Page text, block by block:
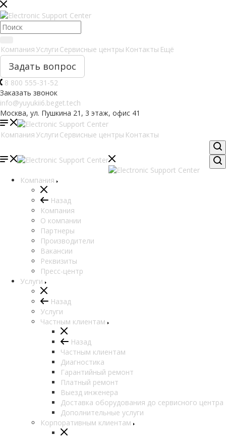
Компания Услуги Сервисные центры Контакты Ещё
Задать вопрос
8 800 555-31-52
Заказать звонок
info@yuyukii6.beget.tech
Москва, ул. Пушкина 21, 3 этаж, офис 41
Компания Услуги Сервисные центры Контакты
Компания
Назад
Компания
О компании
Партнеры
Производители
Вакансии
Реквизиты
Пресс-центр
Услуги
Назад
Услуги
Частным клиентам
Назад
Частным клиентам
Диагностика
Гарантийный ремонт
Платный ремонт
Выезд инженера
Доставка оборудования до сервисного центра
Дополнительные услуги
Корпоративным клиентам